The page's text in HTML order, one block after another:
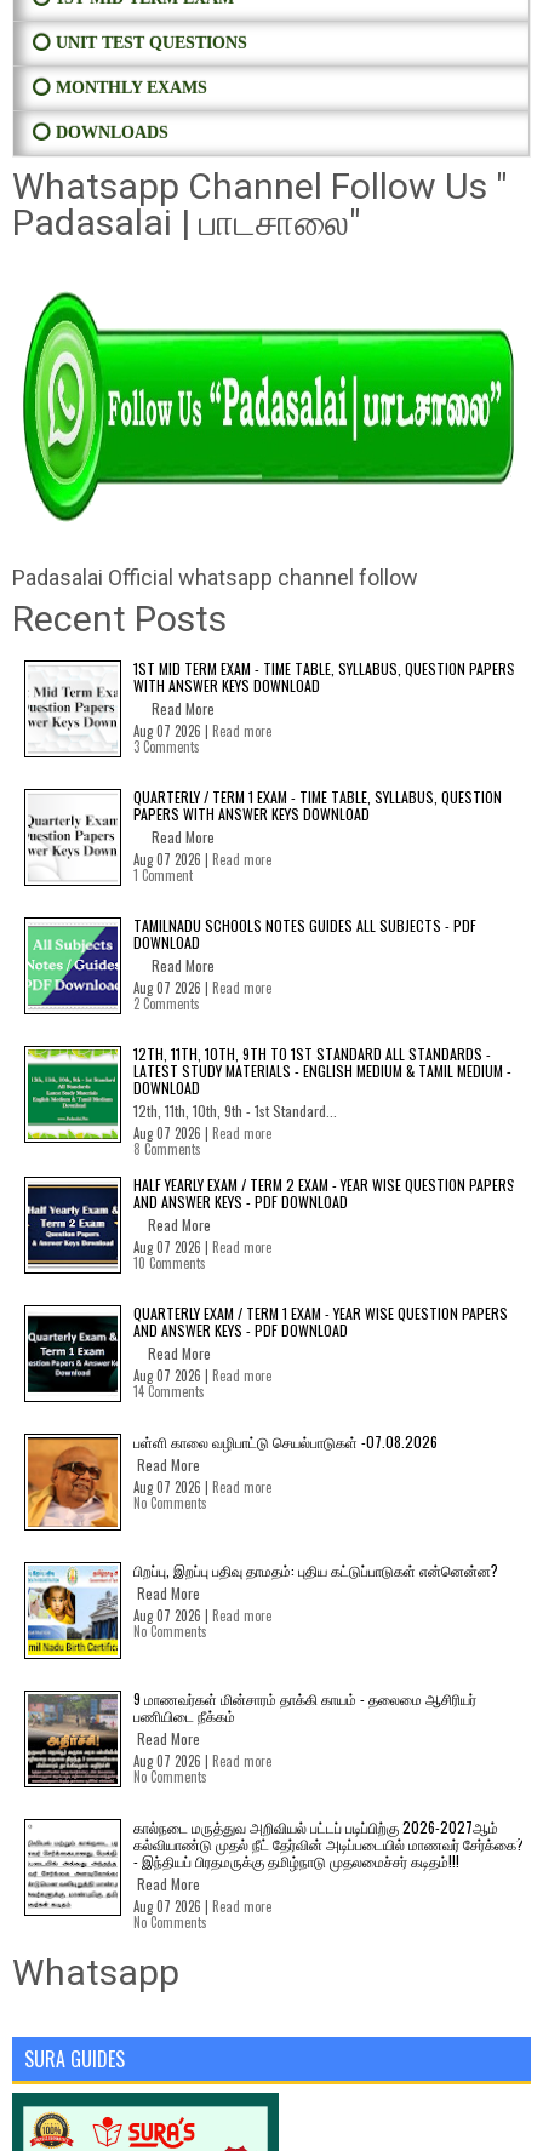
⭕ UNIT TEST QUESTIONS
⭕ MONTHLY EXAMS
⭕ DOWNLOADS
Whatsapp Channel Follow Us "
Padasalai | பாடசாலை"
Padasalai Official whatsapp channel follow
Recent Posts
1ST MID TERM EXAM - TIME TABLE, SYLLABUS, QUESTION PAPERS
WITH ANSWER KEYS DOWNLOAD
Read More
Aug 07 2026 | Read more
3 Comments
QUARTERLY / TERM 1 EXAM - TIME TABLE, SYLLABUS, QUESTION
PAPERS WITH ANSWER KEYS DOWNLOAD
Read More
Aug 07 2026 | Read more
1 Comment
TAMILNADU SCHOOLS NOTES GUIDES ALL SUBJECTS - PDF
DOWNLOAD
Read More
Aug 07 2026 | Read more
2 Comments
12TH, 11TH, 10TH, 9TH TO 1ST STANDARD ALL STANDARDS -
LATEST STUDY MATERIALS - ENGLISH MEDIUM & TAMIL MEDIUM -
DOWNLOAD
12th, 11th, 10th, 9th - 1st Standard...
Aug 07 2026 | Read more
8 Comments
HALF YEARLY EXAM / TERM 2 EXAM - YEAR WISE QUESTION PAPERS
AND ANSWER KEYS - PDF DOWNLOAD
Read More
Aug 07 2026 | Read more
10 Comments
QUARTERLY EXAM / TERM 1 EXAM - YEAR WISE QUESTION PAPERS
AND ANSWER KEYS - PDF DOWNLOAD
Read More
Aug 07 2026 | Read more
14 Comments
பள்ளி காலை வழிபாட்டு செயல்பாடுகள் -07.08.2026
Read More
Aug 07 2026 | Read more
No Comments
பிறப்பு, இறப்பு பதிவு தாமதம்: புதிய கட்டுப்பாடுகள் என்னென்ன?
Read More
Aug 07 2026 | Read more
No Comments
9 மாணவர்கள் மின்சாரம் தாக்கி காயம் - தலைமை ஆசிரியர்
பணியிடை நீக்கம்
Read More
Aug 07 2026 | Read more
No Comments
கால்நடை மருத்துவ அறிவியல் பட்டப் படிப்பிற்கு 2026-2027ஆம்
கல்வியாண்டு முதல் நீட் தேர்வின் அடிப்படையில் மாணவர் சேர்க்கை?
- இந்தியப் பிரதமருக்கு தமிழ்நாடு முதலமைச்சர் கடிதம்!!!
Read More
Aug 07 2026 | Read more
No Comments
Whatsapp
SURA GUIDES